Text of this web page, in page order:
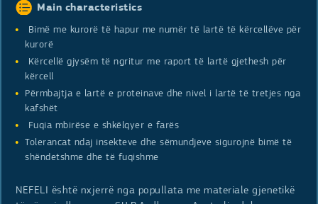
Main characteristics
Bimë me kurorë të hapur me numër të lartë të kërcellëve për
kurorë
Kërcellë gjysëm të ngritur me raport të lartë gjethesh për
kërcell
Përmbajtja e lartë e proteinave dhe nivel i lartë të tretjes nga
kafshët
Fuqia mbirëse e shkëlqyer e farës
Tolerancat ndaj insekteve dhe sëmundjeve sigurojnë bimë të
shëndetshme dhe të fuqishme
NEFELI është nxjerrë nga popullata me materiale gjenetikë